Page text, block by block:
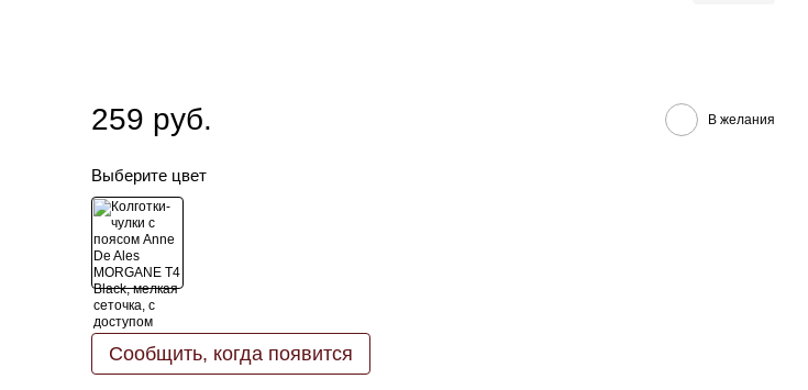
259 руб. В желания
Выберите цвет
Сообщить, когда появится